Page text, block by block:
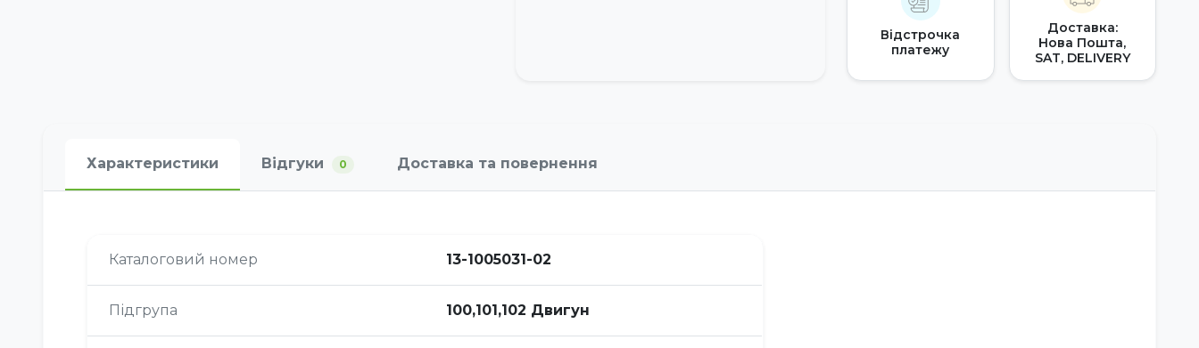
Відстрочка
платежу
Доставка:
Нова Пошта,
SAT, DELIVERY
Характеристики Відгуки 0 Доставка та повернення
Каталоговий номер 13-1005031-02
Підгрупа 100,101,102 Двигун